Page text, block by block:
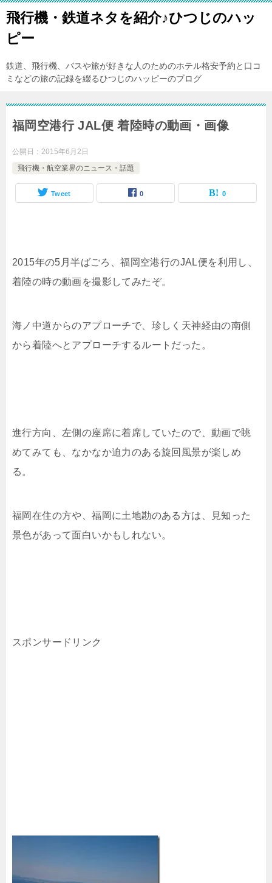
飛行機・鉄道ネタを紹介♪ひつじのハッ
ピー
鉄道、飛行機、バスや旅が好きな人のためのホテル格安予約と口コ
ミなどの旅の記録を綴るひつじのハッピーのブログ
福岡空港行 JAL便 着陸時の動画・画像
公開日： 2015年6月2日
飛行機・航空業界のニュース・話題
Tweet 0 0
2015年の5月半ばごろ、福岡空港行のJAL便を利用し、
着陸の時の動画を撮影してみたぞ。
海ノ中道からのアプローチで、珍しく天神経由の南側
から着陸へとアプローチするルートだった。
進行方向、左側の座席に着席していたので、動画で眺
めてみても、なかなか迫力のある旋回風景が楽しめ
る。
福岡在住の方や、福岡に土地勘のある方は、見知った
景色があって面白いかもしれない。
スポンサードリンク